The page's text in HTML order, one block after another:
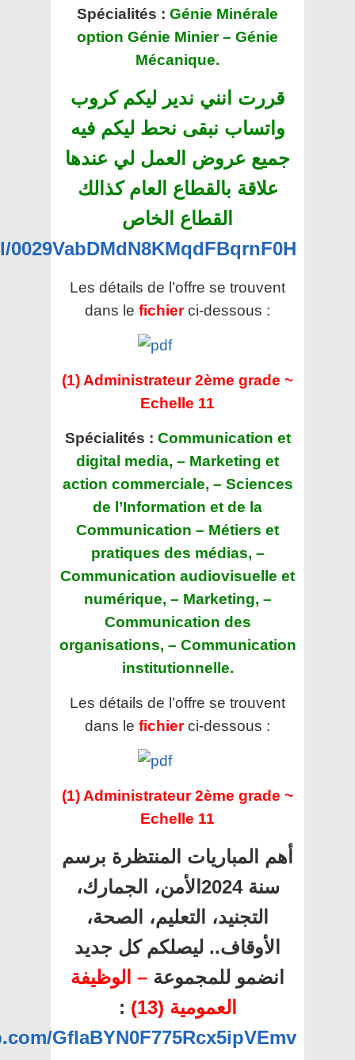
Spécialités : Génie Minérale
option Génie Minier – Génie
Mécanique.
قررت انني ندير ليكم كروب
واتساب نبقى نحط ليكم فيه
جميع عروض العمل لي عندها
علاقة بالقطاع العام كذالك
القطاع الخاص
Les détails de l’offre se trouvent
dans le fichier ci-dessous :
(1) Administrateur 2ème grade ~
Echelle 11
Spécialités : Communication et
digital media, – Marketing et
action commerciale, – Sciences
de l’Information et de la
Communication – Métiers et
pratiques des médias, –
Communication audiovisuelle et
numérique, – Marketing, –
Communication des
organisations, – Communication
institutionnelle.
Les détails de l’offre se trouvent
dans le fichier ci-dessous :
(1) Administrateur 2ème grade ~
Echelle 11
أهم المباريات المنتظرة برسم
سنة 2024الأمن، الجمارك،
التجنيد، التعليم، الصحة،
الأوقاف.. ليصلكم كل جديد
انضمو للمجموعة – الوظيفة
العمومية (13)
:
GfIaBYN0F775Rcx5ipVEmv